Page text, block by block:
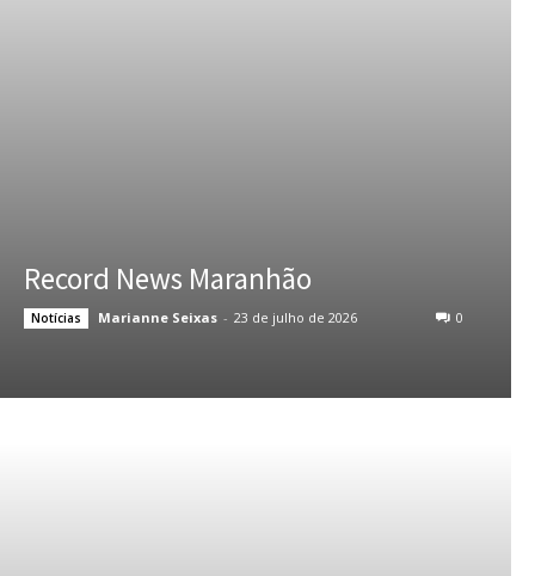
Record News Maranhão
Notícias Marianne Seixas - 23 de julho de 2026 0